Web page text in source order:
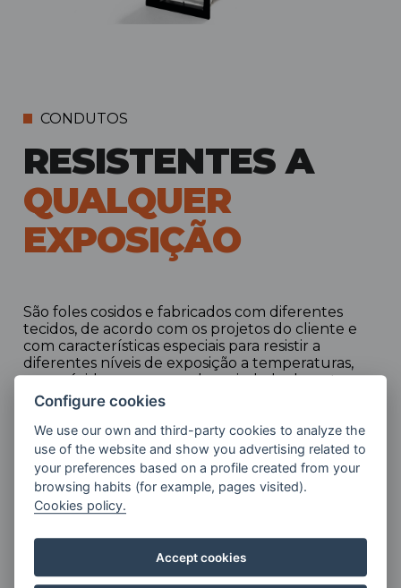
CONDUTOS
RESISTENTES A
QUALQUER
EXPOSIÇÃO
São foles cosidos e fabricados com diferentes
tecidos, de acordo com os projetos do cliente e
com características especiais para resistir a
diferentes níveis de exposição a temperaturas,
gases, ácidos e uma ampla variedade de outros
fatores.
Entre as vantagens mais relevantesdos nossos
condutos, destacam-se:
Grande variedade de formas
construtivas conforme a necessidade
Configure cookies
We use our own and third-party cookies to analyze the
use of the website and show you advertising related to
your preferences based on a profile created from your
browsing habits (for example, pages visited).
Cookies policy.
Accept cookies